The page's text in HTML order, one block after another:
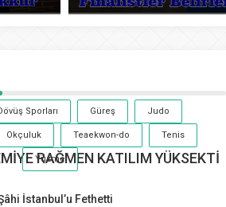
Sporları Güreş Judo
Okçuluk Teaekwon-do Tenis
Yüzme
RAĞMEN KATILIM YÜKSEKTİ
İstanbul’u Fethetti